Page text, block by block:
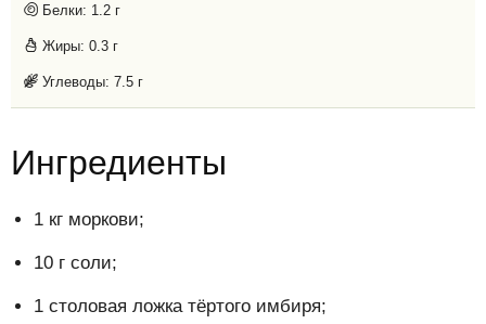
Белки: 1.2 г
Жиры: 0.3 г
Углеводы: 7.5 г
Ингредиенты
1 кг моркови;
10 г соли;
1 столовая ложка тёртого имбиря;